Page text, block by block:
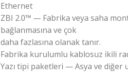
Ethernet
ZBI 2.0™ — Fabrika veya saha
bağlanmasına ve çok
daha fazlasına olanak tanır.
Fabrika kurulumlu kablosuz ikili
Yazı tipi paketleri — Asya ve diğer